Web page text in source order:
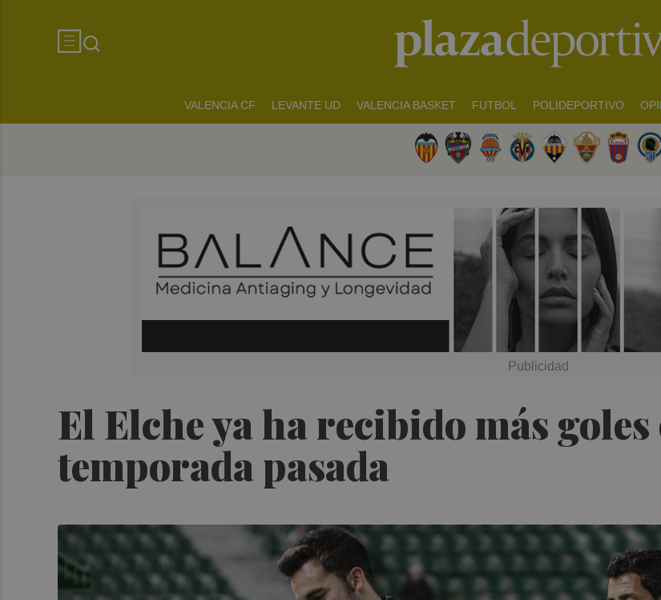
VALENCIA CF LEVANTE UD VALENCIA BASKET FUTBOL POLIDEPORTIVO
El Elche ya ha recibido más
temporada pasada